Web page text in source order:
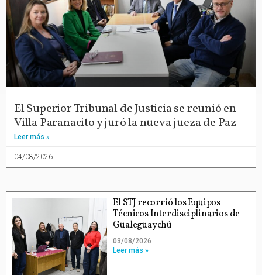
El Superior Tribunal de Justicia se reunió en
Villa Paranacito y juró la nueva jueza de Paz
Leer más »
04/08/2026
El STJ recorrió los Equipos
Técnicos Interdisciplinarios de
Gualeguaychú
03/08/2026
Leer más »